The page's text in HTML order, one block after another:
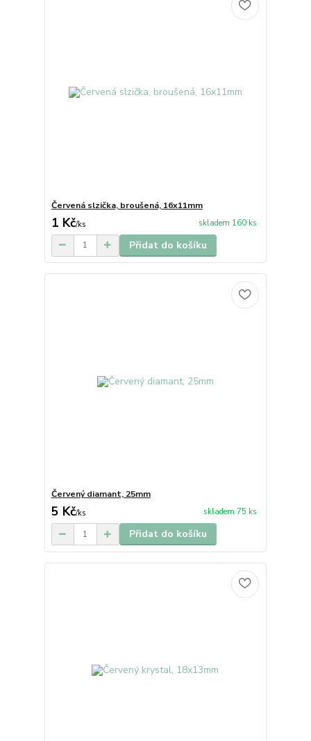
Červená slzička, broušená, 16x11mm
1 Kč/ks skladem 160 ks
Přidat do košíku
Červený diamant, 25mm
5 Kč/ks skladem 75 ks
Přidat do košíku